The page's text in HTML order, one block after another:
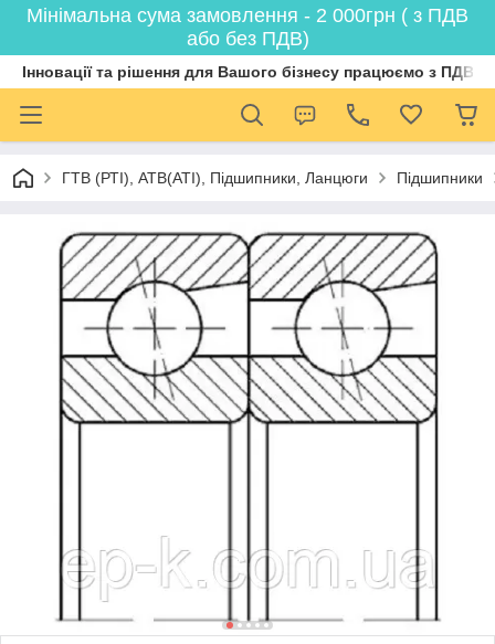
Мінімальна сума замовлення - 2 000грн ( з ПДВ
або без ПДВ)
Інновації та рішення для Вашого бізнесу працюємо з ПДВ
ГТВ (РТI), АТВ(АТI), Пiдшипники, Ланцюги Підшипники